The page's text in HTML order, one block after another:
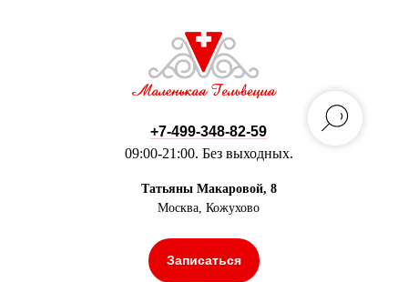
+7-499-348-82-59
09:00-21:00. Без выходных.
Татьяны Макаровой, 8
Москва, Кожухово
Записаться